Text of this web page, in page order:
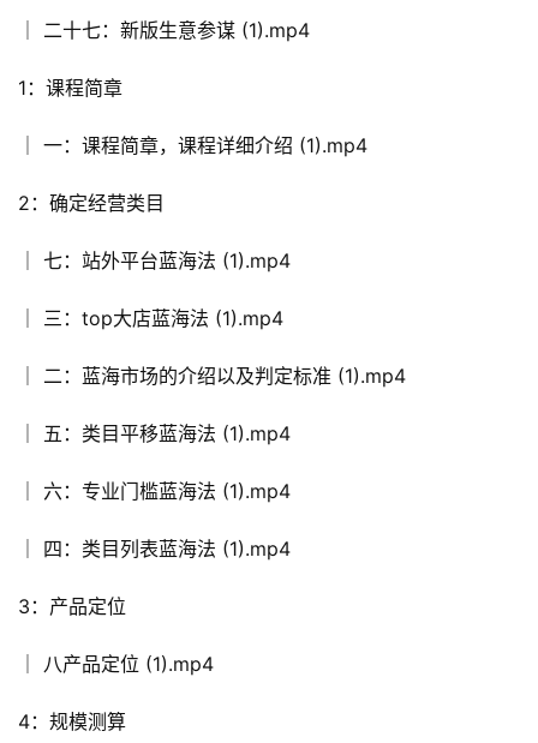
│ 二十七：新版生意参谋 (1).mp4
1：课程简章
│ 一：课程简章，课程详细介绍 (1).mp4
2：确定经营类目
│ 七：站外平台蓝海法 (1).mp4
│ 三：top大店蓝海法 (1).mp4
│ 二：蓝海市场的介绍以及判定标准 (1).mp4
│ 五：类目平移蓝海法 (1).mp4
│ 六：专业门槛蓝海法 (1).mp4
│ 四：类目列表蓝海法 (1).mp4
3：产品定位
│ 八产品定位 (1).mp4
4：规模测算